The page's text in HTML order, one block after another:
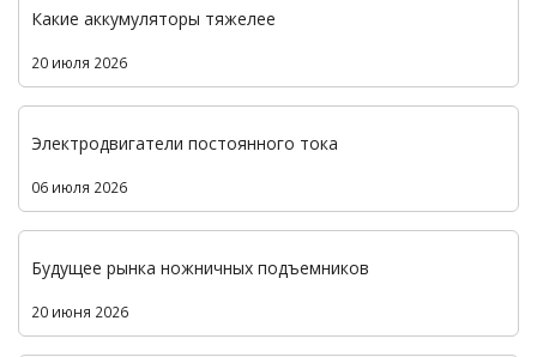
Какие аккумуляторы тяжелее
20 июля 2026
Электродвигатели постоянного тока
06 июля 2026
Будущее рынка ножничных подъемников
20 июня 2026